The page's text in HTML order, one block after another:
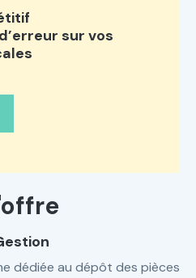
sur vos
dédiée au dépôt des pièces